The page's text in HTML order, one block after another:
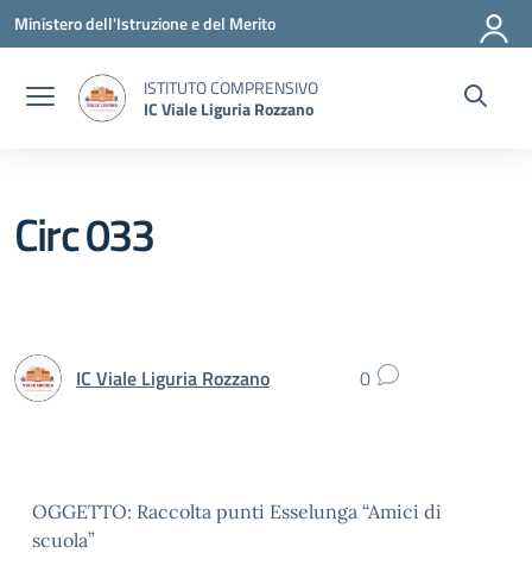
Vai ai contenuti
Vai al menu di navigazione
Vai al footer
Ministero dell'Istruzione e del Merito
ISTITUTO COMPRENSIVO
IC Viale Liguria Rozzano
Circ 033
IC Viale Liguria Rozzano 0
OGGETTO: Raccolta punti Esselunga “Amici di
scuola”